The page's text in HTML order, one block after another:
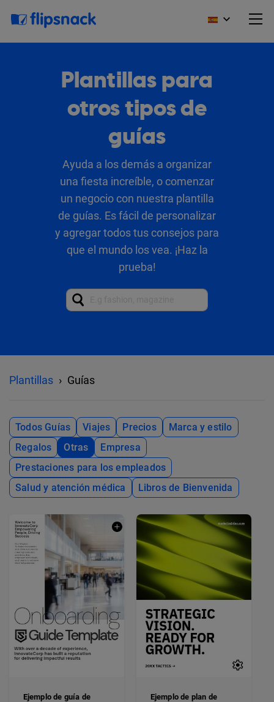
Plantillas para
otros tipos de
guías
Ayuda a los demás a organizar
una fiesta increíble, o comenzar
un negocio con nuestra plantilla
de guías. Es fácil de personalizar
y agregar todos tus consejos para
que el mundo los vea. ¡Haz la
prueba!
Plantillas Guías
Todos Guías Viajes Precios
Marca y estilo
Regalos
Otras
Empresa
Prestaciones para los empleados
Salud y atención médica
Libros de Bienvenida
Ejemplo de guía de
Ejemplo de plan de